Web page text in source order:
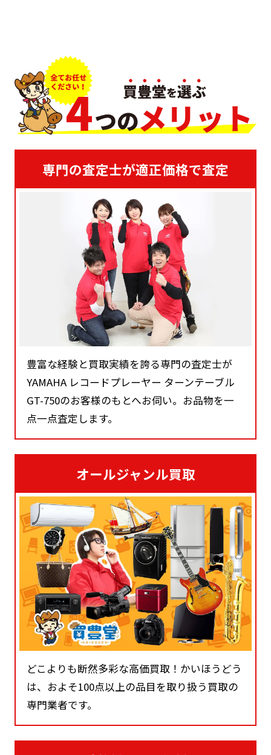
専門の査定士が適正価格で査定
豊富な経験と買取実績を誇る専門の査定士が
YAMAHA レコードプレーヤー ターンテーブル
GT-750のお客様のもとへお伺い。お品物を一
点一点査定します。
オールジャンル買取
どこよりも断然多彩な高価買取！かいほうどう
は、およそ100点以上の品目を取り扱う買取の
専門業者です。